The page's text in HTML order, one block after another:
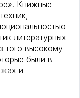
Книжные
литературных
того высокому
были в
и